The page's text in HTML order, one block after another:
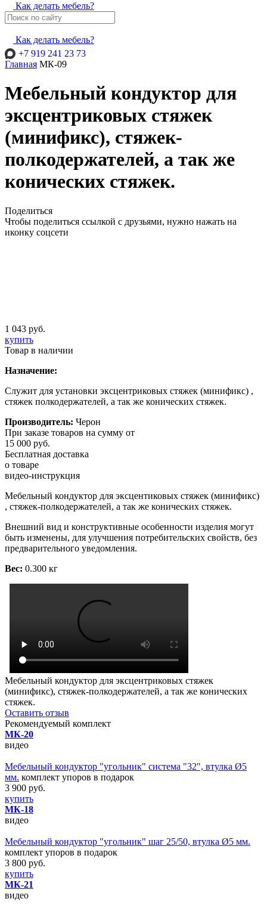
Как делать мебель?
Как делать мебель?
+7 919 241 23 73
Главная МК-09
Мебельный кондуктор для
эксцентриковых стяжек
(минификс), стяжек-
полкодержателей, а так же
конических стяжек.
Поделиться
Чтобы поделиться ссылкой с друзьями, нужно нажать на
иконку соцсети
1 043 руб.
купить
Товар в наличии
Назначение:
Служит для установки эксцентриковых стяжек (минификс) ,
стяжек полкодержателей, а так же конических стяжек.
Производитель: Черон
При заказе товаров на сумму от
15 000 руб.
Бесплатная доставка
о товаре
видео-инструкция
Мебельный кондуктор для эксцентиковых стяжек (минификс)
, стяжек-полкодержателей, а так же конических стяжек.
Внешний вид и конструктивные особенности изделия могут
быть изменены, для улучшения потребительских свойств, без
предварительного уведомления.
Вес: 0.300 кг
Мебельный кондуктор для эксцентриковых стяжек
(минификс), стяжек-полкодержателей, а так же конических
стяжек.
Оставить отзыв
Рекомендуемый комплект
МК-20
видео
Мебельный кондуктор "угольник" система "32", втулка Ø5
мм. комплект упоров в подарок
3 900 руб.
купить
МК-18
видео
Мебельный кондуктор "угольник" шаг 25/50, втулка Ø5 мм.
комплект упоров в подарок
3 800 руб.
купить
МК-21
видео